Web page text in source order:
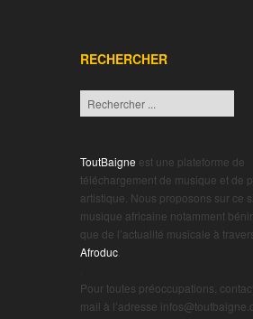
RECHERCHER
ToutBaigne est une plateforme de
téléchargement de musique et de
artistique. Nous proposons sur ce
musique africaine notamment
que de l’actualité musicale à
Afroduc
Pour toutes préoccupations,
mail à l’adresse